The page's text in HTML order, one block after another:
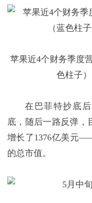
苹果近4个财务季度
色柱子
在巴菲特抄底
底，随后一路反弹，
增长了1376亿美元
的总市值。